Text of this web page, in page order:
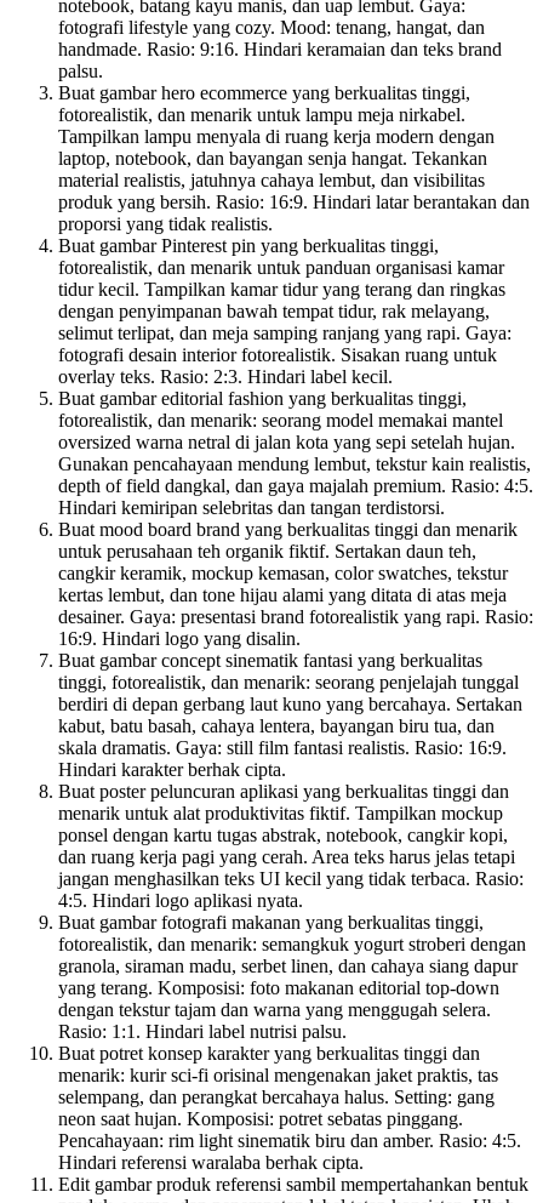
notebook, batang kayu manis, dan uap lembut. Gaya:
fotografi lifestyle yang cozy. Mood: tenang, hangat, dan
handmade. Rasio: 9:16. Hindari keramaian dan teks brand
palsu.
Buat gambar hero ecommerce yang berkualitas tinggi,
fotorealistik, dan menarik untuk lampu meja nirkabel.
Tampilkan lampu menyala di ruang kerja modern dengan
laptop, notebook, dan bayangan senja hangat. Tekankan
material realistis, jatuhnya cahaya lembut, dan visibilitas
produk yang bersih. Rasio: 16:9. Hindari latar berantakan dan
proporsi yang tidak realistis.
Buat gambar Pinterest pin yang berkualitas tinggi,
fotorealistik, dan menarik untuk panduan organisasi kamar
tidur kecil. Tampilkan kamar tidur yang terang dan ringkas
dengan penyimpanan bawah tempat tidur, rak melayang,
selimut terlipat, dan meja samping ranjang yang rapi. Gaya:
fotografi desain interior fotorealistik. Sisakan ruang untuk
overlay teks. Rasio: 2:3. Hindari label kecil.
Buat gambar editorial fashion yang berkualitas tinggi,
fotorealistik, dan menarik: seorang model memakai mantel
oversized warna netral di jalan kota yang sepi setelah hujan.
Gunakan pencahayaan mendung lembut, tekstur kain realistis,
depth of field dangkal, dan gaya majalah premium. Rasio: 4:5.
Hindari kemiripan selebritas dan tangan terdistorsi.
Buat mood board brand yang berkualitas tinggi dan menarik
untuk perusahaan teh organik fiktif. Sertakan daun teh,
cangkir keramik, mockup kemasan, color swatches, tekstur
kertas lembut, dan tone hijau alami yang ditata di atas meja
desainer. Gaya: presentasi brand fotorealistik yang rapi. Rasio:
16:9. Hindari logo yang disalin.
Buat gambar concept sinematik fantasi yang berkualitas
tinggi, fotorealistik, dan menarik: seorang penjelajah tunggal
berdiri di depan gerbang laut kuno yang bercahaya. Sertakan
kabut, batu basah, cahaya lentera, bayangan biru tua, dan
skala dramatis. Gaya: still film fantasi realistis. Rasio: 16:9.
Hindari karakter berhak cipta.
Buat poster peluncuran aplikasi yang berkualitas tinggi dan
menarik untuk alat produktivitas fiktif. Tampilkan mockup
ponsel dengan kartu tugas abstrak, notebook, cangkir kopi,
dan ruang kerja pagi yang cerah. Area teks harus jelas tetapi
jangan menghasilkan teks UI kecil yang tidak terbaca. Rasio:
4:5. Hindari logo aplikasi nyata.
Buat gambar fotografi makanan yang berkualitas tinggi,
fotorealistik, dan menarik: semangkuk yogurt stroberi dengan
granola, siraman madu, serbet linen, dan cahaya siang dapur
yang terang. Komposisi: foto makanan editorial top-down
dengan tekstur tajam dan warna yang menggugah selera.
Rasio: 1:1. Hindari label nutrisi palsu.
Buat potret konsep karakter yang berkualitas tinggi dan
menarik: kurir sci-fi orisinal mengenakan jaket praktis, tas
selempang, dan perangkat bercahaya halus. Setting: gang
neon saat hujan. Komposisi: potret sebatas pinggang.
Pencahayaan: rim light sinematik biru dan amber. Rasio: 4:5.
Hindari referensi waralaba berhak cipta.
Edit gambar produk referensi sambil mempertahankan bentuk